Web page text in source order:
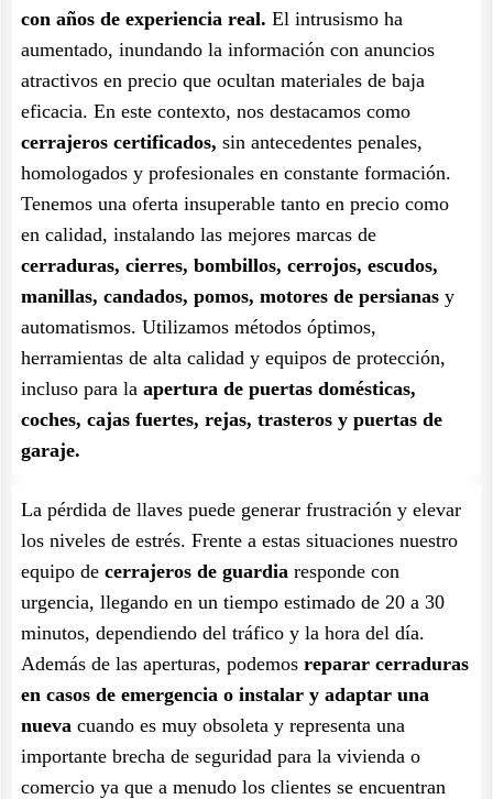
con años de experiencia real. El intrusismo ha
aumentado, inundando la información con anuncios
atractivos en precio que ocultan materiales de baja
eficacia. En este contexto, nos destacamos como
cerrajeros certificados, sin antecedentes penales,
homologados y profesionales en constante formación.
Tenemos una oferta insuperable tanto en precio como
en calidad, instalando las mejores marcas de
cerraduras, cierres, bombillos, cerrojos, escudos,
manillas, candados, pomos, motores de persianas y
automatismos. Utilizamos métodos óptimos,
herramientas de alta calidad y equipos de protección,
incluso para la apertura de puertas domésticas,
coches, cajas fuertes, rejas, trasteros y puertas de
garaje.
La pérdida de llaves puede generar frustración y elevar
los niveles de estrés. Frente a estas situaciones nuestro
equipo de cerrajeros de guardia responde con
urgencia, llegando en un tiempo estimado de 20 a 30
minutos, dependiendo del tráfico y la hora del día.
Además de las aperturas, podemos reparar cerraduras
en casos de emergencia o instalar y adaptar una
nueva cuando es muy obsoleta y representa una
importante brecha de seguridad para la vivienda o
comercio ya que a menudo los clientes se encuentran